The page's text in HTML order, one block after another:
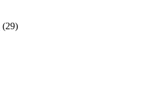
(29)